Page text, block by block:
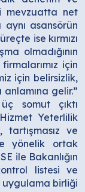
mevzuatta net
asansörün
ise kırmızı
olmadığının
için
için belirsizlik,
gelir.”
somut çıktı
Yeterlilik
tartışmasız ve
yönelik ortak
ile Bakanlığın
listesi ve
birliği